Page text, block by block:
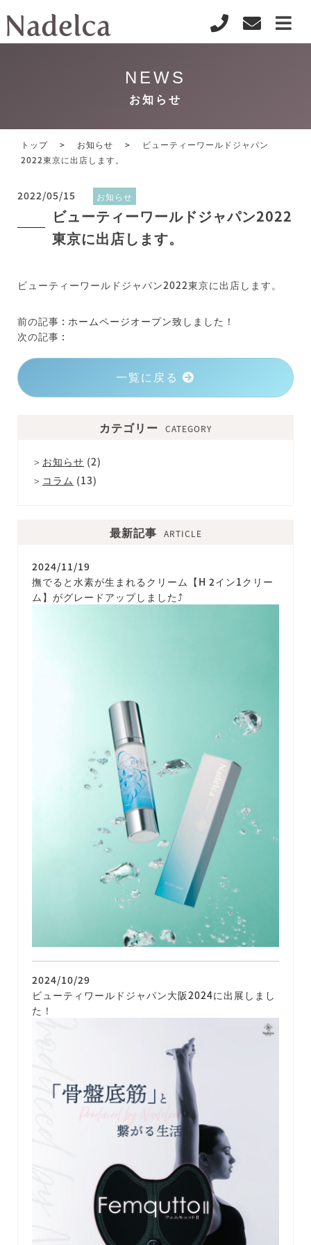
NEWS
お知らせ
トップ お知らせ
ビューティーワールドジャパン
2022東京に出店します。
2022/05/15 お知らせ
ビューティーワールドジャパン2022
東京に出店します。
ビューティーワールドジャパン2022東京に出店します。
前の記事 : ホームページオープン致しました！
次の記事 :
一覧に戻る
カテゴリー CATEGORY
お知らせ (2)
コラム (13)
最新記事 ARTICLE
2024/11/19
撫でると水素が生まれるクリーム【H 2イン1クリー
ム】がグレードアップしました⤴️
2024/10/29
ビューティワールドジャパン大阪2024に出展しまし
た！